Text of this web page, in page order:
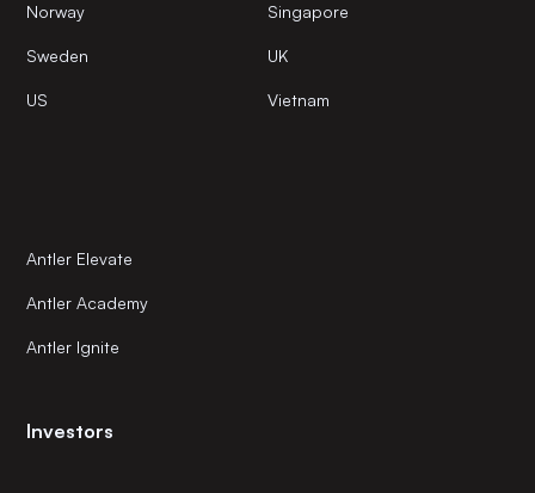
Norway Singapore
Sweden UK
US Vietnam
Antler Elevate
Antler Academy
Antler Ignite
Investors